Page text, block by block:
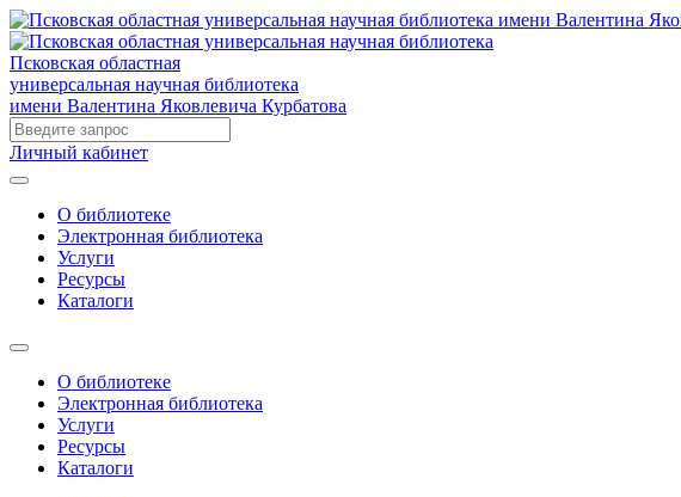
Псковская областная
универсальная научная библиотека
имени Валентина Яковлевича Курбатова
Личный кабинет
О библиотеке
Электронная библиотека
Услуги
Ресурсы
Каталоги
О библиотеке
Электронная библиотека
Услуги
Ресурсы
Каталоги